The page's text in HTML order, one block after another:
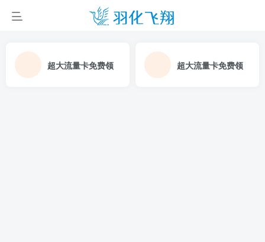
超大流量卡免费领 超大流量卡免费领